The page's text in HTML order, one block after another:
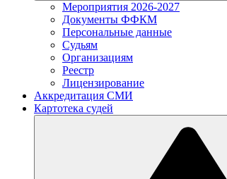
Мероприятия 2026-2027
Документы ФФКМ
Персональные данные
Судьям
Организациям
Реестр
Лицензирование
Аккредитация СМИ
Картотека судей